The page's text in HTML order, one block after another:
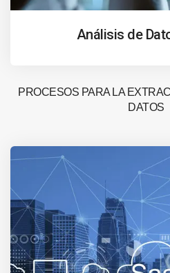
Análisis de
PROCESOS PARA LA
DATOS